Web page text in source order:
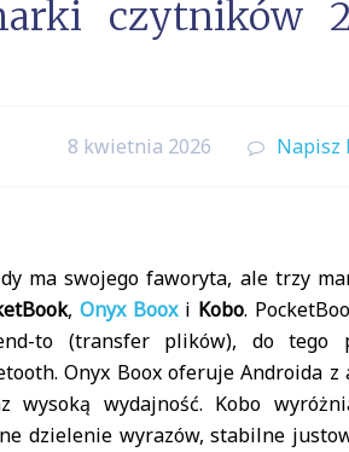
8 kwietnia 2026 Napisz
ma swojego faworyta, ale trzy
, Onyx Booxi Kobo.
to (transfer plików), do tego
Onyx Boox oferuje Androida z
wysoką wydajność. Kobo
dzielenie wyrazów, stabilne